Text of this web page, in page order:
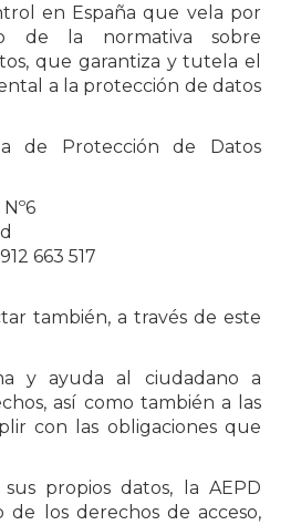
en España que vela por
de la normativa sobre
que garantiza y tutela el
a la protección de datos
de Protección de Datos
663 517
también, a través de este
y ayuda al ciudadano a
así como también a las
con las obligaciones que
propios datos, la AEPD
los derechos de acceso,